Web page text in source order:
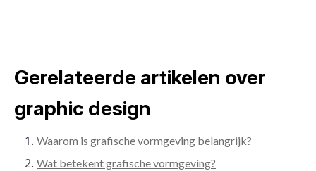
Gerelateerde artikelen over
graphic design
Waarom is grafische vormgeving belangrijk?
Wat betekent grafische vormgeving?